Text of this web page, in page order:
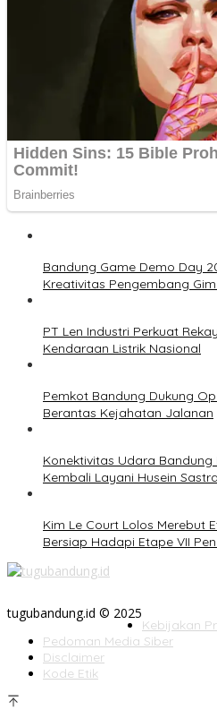
Bandung Game Demo Day
Kreativitas Pengembang
PT Len Industri Perkuat
Kendaraan Listrik Nasional
Pemkot Bandung Dukung
Berantas Kejahatan Jalanan
Konektivitas Udara
Kembali Layani Husein
Kim Le Court Lolos Merebut
Bersiap Hadapi Etape VII
tugubandung.id © 2025
Kebijakan
Pedoman Media Siber
Disclaimer
Kode Etik